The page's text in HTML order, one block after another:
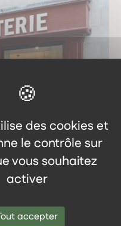
des cookies et
le contrôle sur
vous souhaitez
activer
accepter